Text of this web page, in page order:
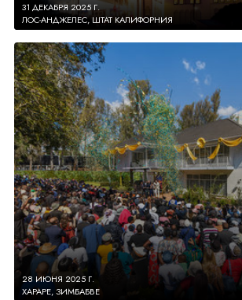
31 ДЕКАБРЯ 2025 Г.
ЛОС-АНДЖЕЛЕС, ШТАТ КАЛИФОРНИЯ
28 ИЮНЯ 2025 Г.
ХАРАРЕ, ЗИМБАБВЕ